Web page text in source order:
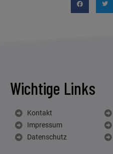
Wichtige Links
Kontakt
Impressum
Datenschutz